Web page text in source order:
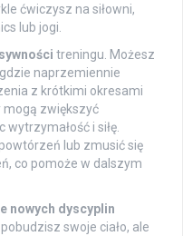
ćwiczysz na siłowni,
lub jogi.
treningu. Możesz
naprzemiennie
z krótkimi okresami
mogą zwiększyć
i siłę.
lub zmusić się
co pomoże w dalszym
nowych dyscyplin
swoje ciało, ale